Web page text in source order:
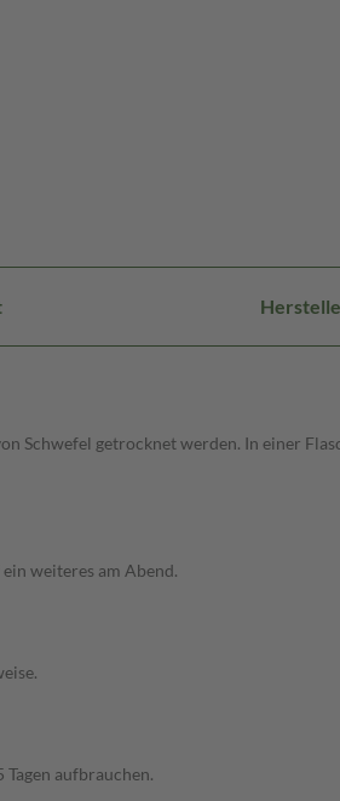
getrocknet werden. In einer
weiteres am Abend.
aufbrauchen.